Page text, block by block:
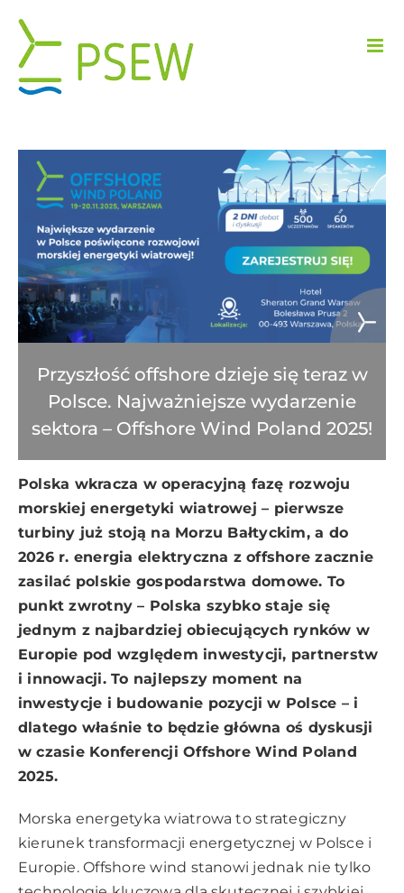
zawartości
Przyszłość offshore dzieje się teraz w
Polsce. Najważniejsze wydarzenie
sektora – Offshore Wind Poland 2025!
Polska wkracza w operacyjną fazę rozwoju
morskiej energetyki wiatrowej – pierwsze
turbiny już stoją na Morzu Bałtyckim, a do
2026 r. energia elektryczna z offshore zacznie
zasilać polskie gospodarstwa domowe. To
punkt zwrotny – Polska szybko staje się
jednym z najbardziej obiecujących rynków w
Europie pod względem inwestycji, partnerstw
i innowacji. To najlepszy moment na
inwestycje i budowanie pozycji w Polsce – i
dlatego właśnie to będzie główna oś dyskusji
w czasie Konferencji Offshore Wind Poland
2025.
Morska energetyka wiatrowa to strategiczny
kierunek transformacji energetycznej w Polsce i
Europie. Offshore wind stanowi jednak nie tylko